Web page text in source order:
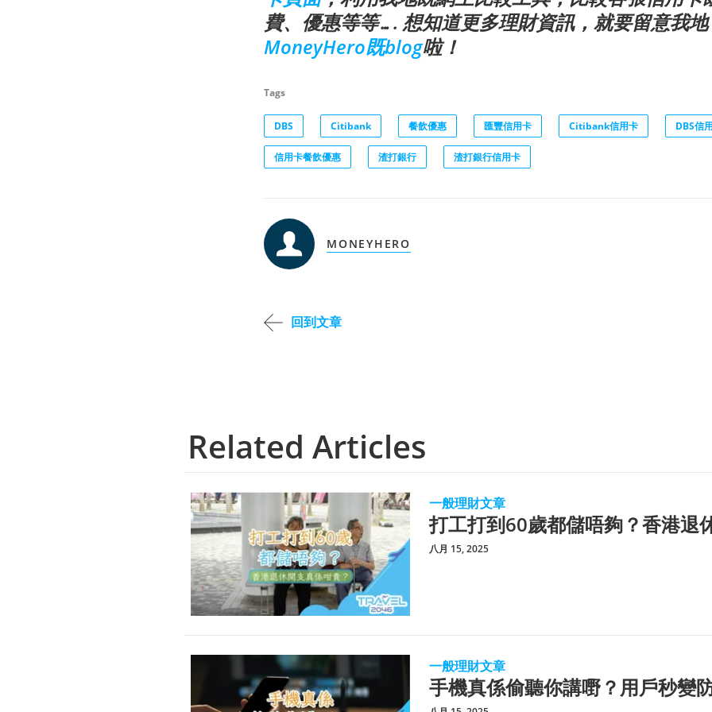
費、優惠等等…. 想知道更多理財資訊，就要留意我地
MoneyHero既blog啦！
Tags
DBS Citibank 餐飲優惠 匯豐信用卡 Citibank信用卡 DBS信
信用卡餐飲優惠 渣打銀行 渣打銀行信用卡
MONEYHERO
回到文章
Related Articles
一般理財文章
打工打到60歲都儲唔夠？香港退
八月 15, 2025
一般理財文章
手機真係偷聽你講嘢？用戶秒變